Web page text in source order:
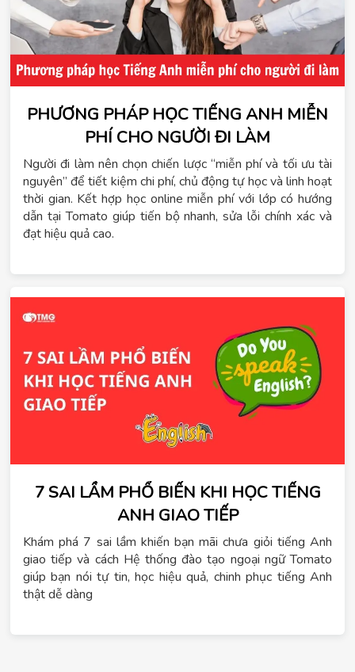
PHƯƠNG PHÁP HỌC TIẾNG ANH MIỄN
PHÍ CHO NGƯỜI ĐI LÀM
Người đi làm nên chọn chiến lược “miễn phí và tối ưu tài
nguyên” để tiết kiệm chi phí, chủ động tự học và linh hoạt
thời gian. Kết hợp học online miễn phí với lớp có hướng
dẫn tại Tomato giúp tiến bộ nhanh, sửa lỗi chính xác và
đạt hiệu quả cao.
7 SAI LẦM PHỔ BIẾN KHI HỌC TIẾNG
ANH GIAO TIẾP
Khám phá 7 sai lầm khiến bạn mãi chưa giỏi tiếng Anh
giao tiếp và cách Hệ thống đào tạo ngoại ngữ Tomato
giúp bạn nói tự tin, học hiệu quả, chinh phục tiếng Anh
thật dễ dàng